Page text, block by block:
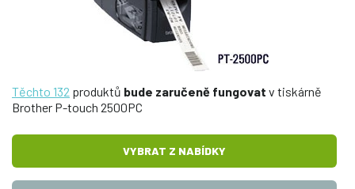
Těchto 132 produktů bude zaručeně fungovat v tiskárně
Brother P-touch 2500PC
VYBRAT Z NABÍDKY